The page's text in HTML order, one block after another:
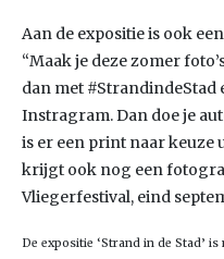
Aan de expositie is ook
“Maak je deze zomer
dan met #StrandindeStad
Instragram. Dan doe je
is er een print naar keuze
krijgt ook nog een
Vliegerfestival, eind
De expositie ‘Strand in de Stad’